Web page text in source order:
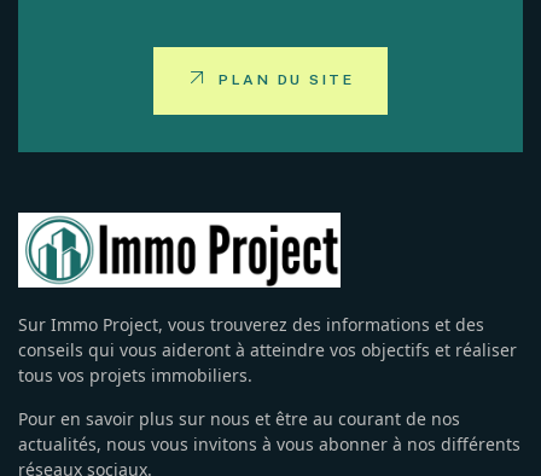
PLAN DU SITE
Sur Immo Project, vous trouverez des informations et des
conseils qui vous aideront à atteindre vos objectifs et réaliser
tous vos projets immobiliers.
Pour en savoir plus sur nous et être au courant de nos
actualités, nous vous invitons à vous abonner à nos différents
réseaux sociaux.